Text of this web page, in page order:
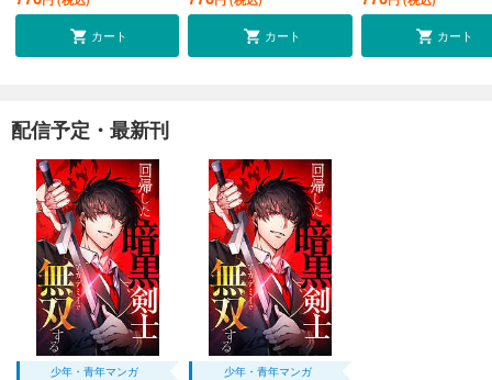
カート カート カート
配信予定・最新刊
少年・青年マンガ 少年・青年マンガ